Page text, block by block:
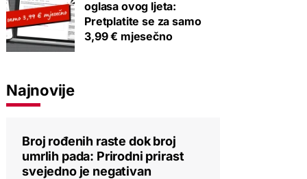
oglasa ovog ljeta:
Pretplatite se za samo
3,99 € mjesečno
Najnovije
Broj rođenih raste dok broj
umrlih pada: Prirodni prirast
svejedno je negativan